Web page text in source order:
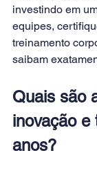
investindo em
equipes,
treinamento
saibam
Quais são
inovação e
anos?